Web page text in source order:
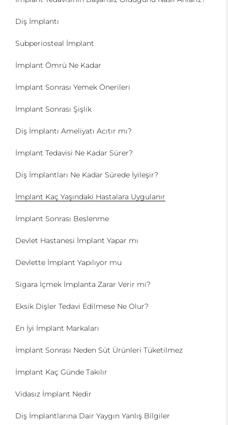
Diş İmplantı
Subperiosteal İmplant
İmplant Ömrü Ne Kadar
İmplant Sonrası Yemek Önerileri
İmplant Sonrası Şişlik
Diş İmplantı Ameliyatı Acıtır mı?
İmplant Tedavisi Ne Kadar Sürer?
Diş İmplantları Ne Kadar Sürede İyileşir?
İmplant Kaç Yaşındaki Hastalara Uygulanır
İmplant Sonrası Beslenme
Devlet Hastanesi İmplant Yapar mı
Devlette İmplant Yapılıyor mu
Sigara İçmek İmplanta Zarar Verir mi?
Eksik Dişler Tedavi Edilmese Ne Olur?
En İyi İmplant Markaları
İmplant Sonrası Neden Süt Ürünleri Tüketilmez
İmplant Kaç Günde Takılır
Vidasız İmplant Nedir
Diş İmplantlarına Dair Yaygın Yanlış Bilgiler